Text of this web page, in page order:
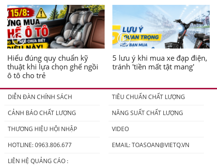
Hiểu đúng quy chuẩn kỹ
thuật khi lựa chọn ghế ngồi
ô tô cho trẻ
5 lưu ý khi mua xe đạp điện,
tránh 'tiền mất tật mang'
DIỄN ĐÀN CHÍNH SÁCH
TIÊU CHUẨN CHẤT LƯỢNG
CẢNH BÁO CHẤT LƯỢNG
NĂNG SUẤT CHẤT LƯỢNG
THƯƠNG HIỆU HỘI NHẬP
VIDEO
HOTLINE: 0963.806.677
EMAIL:TOASOAN@VIETQ.VN
LIÊN HỆ QUẢNG CÁO :